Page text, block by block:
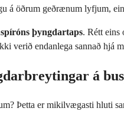
á öðrum geðrænum lyfjum,
þyngdartaps. Rétt eins
verið endanlega sannað hjá
á
Þetta er mikilvægasti hluti